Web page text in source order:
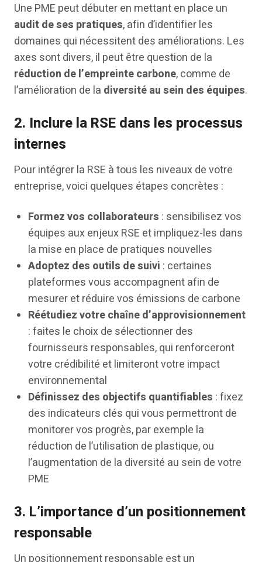
Une PME peut débuter en mettant en place un
audit de ses pratiques, afin d’identifier les
domaines qui nécessitent des améliorations. Les
axes sont divers, il peut être question de la
réduction de l’empreinte carbone, comme de
l’amélioration de la diversité au sein des équipes.
2. Inclure la RSE dans les processus
internes
Pour intégrer la RSE à tous les niveaux de votre
entreprise, voici quelques étapes concrètes :
Formez vos collaborateurs : sensibilisez vos
équipes aux enjeux RSE et impliquez-les dans
la mise en place de pratiques nouvelles
Adoptez des outils de suivi : certaines
plateformes vous accompagnent afin de
mesurer et réduire vos émissions de carbone
Réétudiez votre chaîne d’approvisionnement
: faites le choix de sélectionner des
fournisseurs responsables, qui renforceront
votre crédibilité et limiteront votre impact
environnemental
Définissez des objectifs quantifiables : fixez
des indicateurs clés qui vous permettront de
monitorer vos progrès, par exemple la
réduction de l’utilisation de plastique, ou
l’augmentation de la diversité au sein de votre
PME
3. L’importance d’un positionnement
responsable
Un positionnement responsable est un